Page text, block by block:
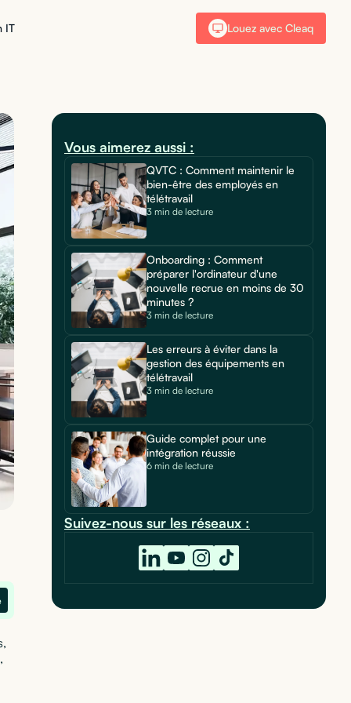
IT Louez avec Cleaq
Vous aimerez aussi :
QVTC : Comment maintenir le
bien-être des employés en
télétravail
3 min de lecture
Onboarding : Comment
préparer l'ordinateur d'une
nouvelle recrue en moins de 30
minutes ?
3 min de lecture
Les erreurs à éviter dans la
gestion des équipements en
télétravail
3 min de lecture
Guide complet pour une
intégration réussie
6 min de lecture
Suivez-nous sur les réseaux :